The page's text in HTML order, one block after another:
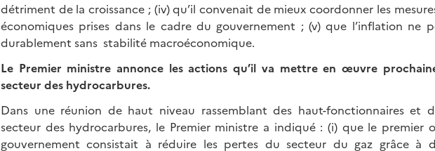
détriment de la croissance ; (iv) qu’il convenait de mieux coordonner les
économiques prises dans le cadre du gouvernement ; (v) que l’inflation ne
durablement sans stabilité macroéconomique.
Le Premier ministre annonce les actions qu’il va mettre en œuvre
secteur des hydrocarbures.
Dans une réunion de haut niveau rassemblant des haut-fonctionnaires et
secteur des hydrocarbures, le Premier ministre a indiqué : (i) que le premier
gouvernement consistait à réduire les pertes du secteur du gaz grâce à